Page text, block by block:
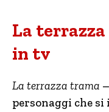
La
in tv
La terrazza trama –
personaggi che